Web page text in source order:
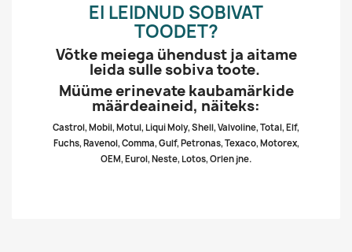
EI LEIDNUD SOBIVAT
TOODET?
Võtke meiega ühendust ja aitame
leida sulle sobiva toote.
Müüme erinevate kaubamärkide
määrdeaineid, näiteks:
Castrol, Mobil, Motul, Liqui Moly, Shell, Valvoline, Total, Elf,
Fuchs, Ravenol, Comma, Gulf, Petronas, Texaco, Motorex,
OEM, Eurol, Neste, Lotos, Orlen jne.